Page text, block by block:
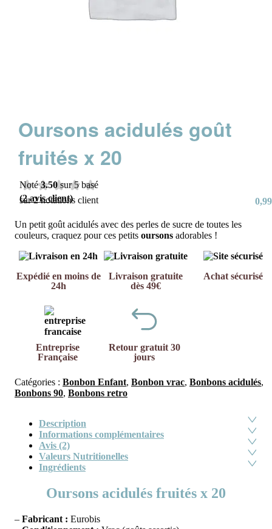
Oursons acidulés goût
fruités x 20
Noté3.50 sur 5 basé
sur2notations client
(2avis client) 0,99
Un petit goût acidulés avec des perles de sucre de toutes les
couleurs, craquez pour ces petits oursons adorables !
Expédié en moins de
24h
Livraison gratuite
dès 49€
Achat sécurisé
Entreprise
Française
Retour gratuit 30
jours
Catégories : Bonbon Enfant, Bonbon vrac, Bonbons acidulés,
Bonbons 90, Bonbons retro
Description
Informations complémentaires
Avis (2)
Valeurs Nutritionelles
Ingrédients
Oursons acidulés fruités x 20
– Fabricant : Eurobis